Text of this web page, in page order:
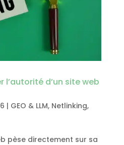
d’un site web
| GEO & LLM, Netlinking,
pèse directement sur sa